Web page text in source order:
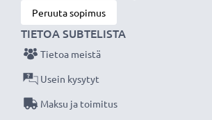
Peruuta sopimus
TIETOA SUBTELISTA
Tietoa meistä
Usein kysytyt
Maksu ja toimitus